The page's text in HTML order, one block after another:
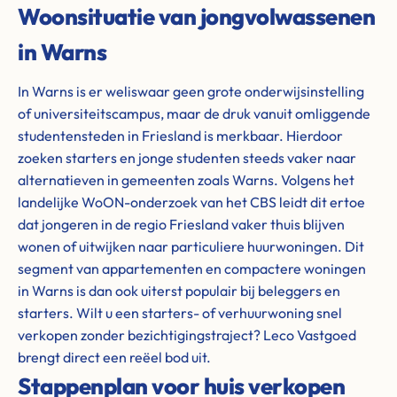
Woonsituatie van jongvolwassenen
in Warns
In Warns is er weliswaar geen grote onderwijsinstelling
of universiteitscampus, maar de druk vanuit omliggende
studentensteden in Friesland is merkbaar. Hierdoor
zoeken starters en jonge studenten steeds vaker naar
alternatieven in gemeenten zoals Warns. Volgens het
landelijke WoON-onderzoek van het CBS leidt dit ertoe
dat jongeren in de regio Friesland vaker thuis blijven
wonen of uitwijken naar particuliere huurwoningen. Dit
segment van appartementen en compactere woningen
in Warns is dan ook uiterst populair bij beleggers en
starters. Wilt u een starters- of verhuurwoning snel
verkopen zonder bezichtigingstraject? Leco Vastgoed
brengt direct een reëel bod uit.
Stappenplan voor huis verkopen